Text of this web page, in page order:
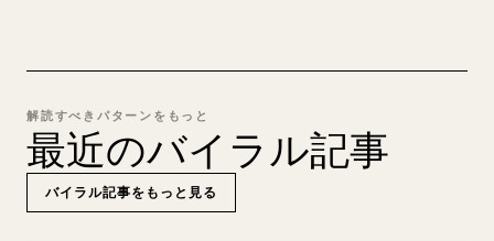
解読すべきパターンをもっと
最近のバイラル記事
バイラル記事をもっと見る